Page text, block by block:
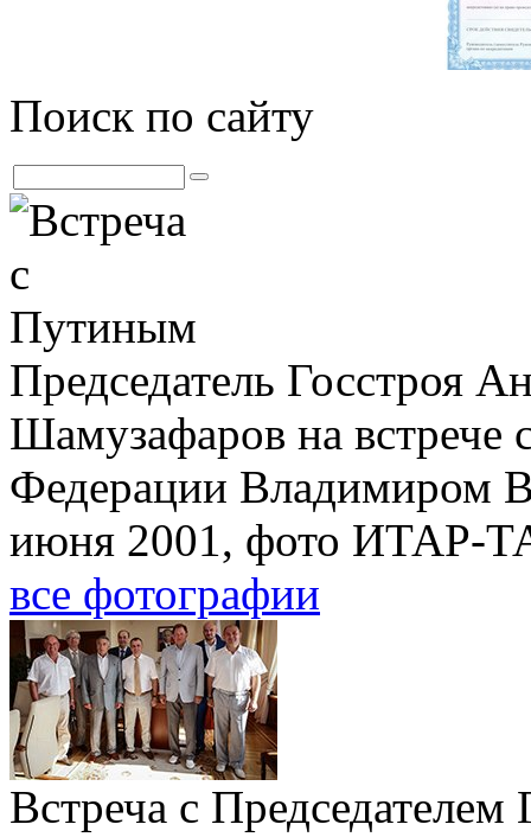
Поиск по сайту
Председатель Госстроя
Шамузафаров на встрече
Федерации Владимиром
июня 2001, фото ИТАР-
все фотографии
Встреча с Председателем